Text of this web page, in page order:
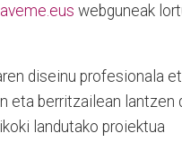
webguneak
diseinu profesionala
eta berritzailean lantzen
landutako proiektua